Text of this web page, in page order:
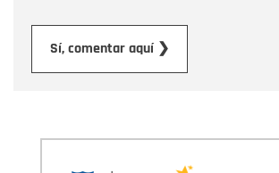
Sí, comentar aquí ❯